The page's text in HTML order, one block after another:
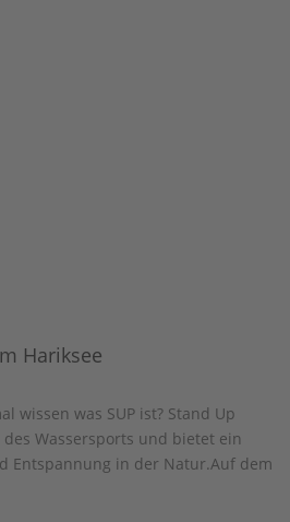
Hariksee
wissen was SUP ist? Stand Up
Wassersports und bietet ein
Entspannung in der Natur.Auf dem